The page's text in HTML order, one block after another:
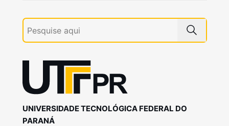
UNIVERSIDADE TECNOLÓGICA FEDERAL DO
PARANÁ